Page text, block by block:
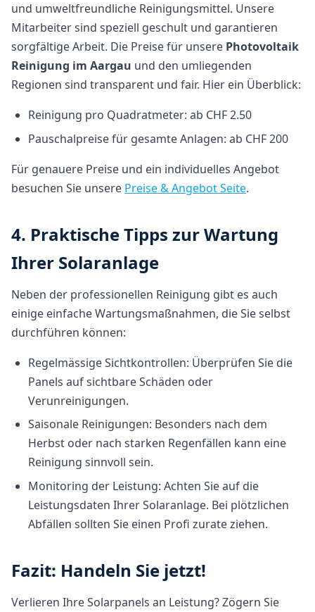
und umweltfreundliche Reinigungsmittel. Unsere
Mitarbeiter sind speziell geschult und garantieren
sorgfältige Arbeit. Die Preise für unsere Photovoltaik
Reinigung im Aargau und den umliegenden
Regionen sind transparent und fair. Hier ein Überblick:
Reinigung pro Quadratmeter: ab CHF 2.50
Pauschalpreise für gesamte Anlagen: ab CHF 200
Für genauere Preise und ein individuelles Angebot
besuchen Sie unsere Preise & Angebot Seite.
4. Praktische Tipps zur Wartung
Ihrer Solaranlage
Neben der professionellen Reinigung gibt es auch
einige einfache Wartungsmaßnahmen, die Sie selbst
durchführen können:
Regelmässige Sichtkontrollen: Überprüfen Sie die
Panels auf sichtbare Schäden oder
Verunreinigungen.
Saisonale Reinigungen: Besonders nach dem
Herbst oder nach starken Regenfällen kann eine
Reinigung sinnvoll sein.
Monitoring der Leistung: Achten Sie auf die
Leistungsdaten Ihrer Solaranlage. Bei plötzlichen
Abfällen sollten Sie einen Profi zurate ziehen.
Fazit: Handeln Sie jetzt!
Verlieren Ihre Solarpanels an Leistung? Zögern Sie